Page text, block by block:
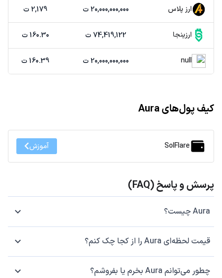
ارز پلاس 20,000,000,000 ت 2,179 ت
ارزینجا 74,419,122 ت 160.30 ت
null 20,000,000,000 ت 160.39 ت
کیف پول‌های Aura
SolFlare آموزش
پرسش و پاسخ (FAQ)
Aura چیست؟
قیمت لحظه‌ای Aura را از کجا چک کنم؟
چطور می‌توانم Aura بخرم یا بفروشم؟